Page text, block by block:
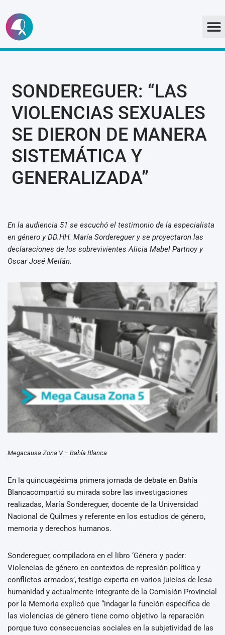
Ir
al
SONDEREGUER: “LAS
VIOLENCIAS SEXUALES
SE DIERON DE MANERA
SISTEMÁTICA Y
GENERALIZADA”
En la audiencia 51 se escuchó el testimonio de la especialista
en género y DD.HH. María Sordereguer y se proyectaron las
declaraciones de los sobrevivientes Alicia Mabel Partnoy y
Oscar José Meilán.
Megacausa Zona V – Bahía Blanca
En la quincuagésima primera jornada de debate en Bahía
Blancacompartió su mirada sobre las investigaciones
realizadas, María Sondereguer, docente de la Universidad
Nacional de Quilmes y referente en los estudios de género,
memoria y derechos humanos.
Sondereguer, compiladora en el libro ‘Género y poder:
Violencias de género en contextos de represión política y
conflictos armados’, testigo experta en varios juicios de lesa
humanidad y actualmente integrante de la Comisión Provincial
por la Memoria explicó que “indagar la función específica de
las violencias de género tiene como objetivo la reparación
porque tuvo consecuencias sociales en la subjetividad de las